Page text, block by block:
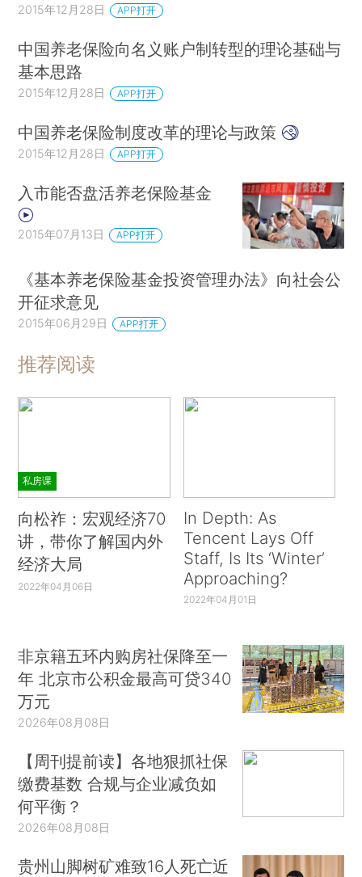
2015年12月28日 APP打开
中国养老保险向名义账户制转型的理论基础与
基本思路
2015年12月28日 APP打开
中国养老保险制度改革的理论与政策
2015年12月28日 APP打开
入市能否盘活养老保险基金
2015年07月13日 APP打开
《基本养老保险基金投资管理办法》向社会公
开征求意见
2015年06月29日 APP打开
推荐阅读
私房课
向松祚：宏观经济70
讲，带你了解国内外
经济大局
2022年04月06日
In Depth: As
Tencent Lays Off
Staff, Is Its ‘Winter’
Approaching?
2022年04月01日
非京籍五环内购房社保降至一
年 北京市公积金最高可贷340
万元
2026年08月08日
【周刊提前读】各地狠抓社保
缴费基数 合规与企业减负如
何平衡？
2026年08月08日
贵州山脚树矿难致16人死亡近